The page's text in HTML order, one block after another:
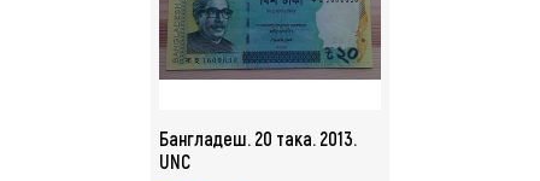
Бангладеш. 20 така. 2013.
UNC